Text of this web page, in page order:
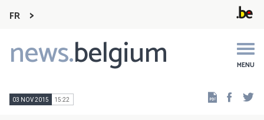
FR
news.belgium MENU
Main
navigation
03 NOV 2015 15:22